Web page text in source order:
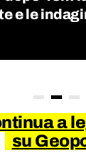
e le
a
su